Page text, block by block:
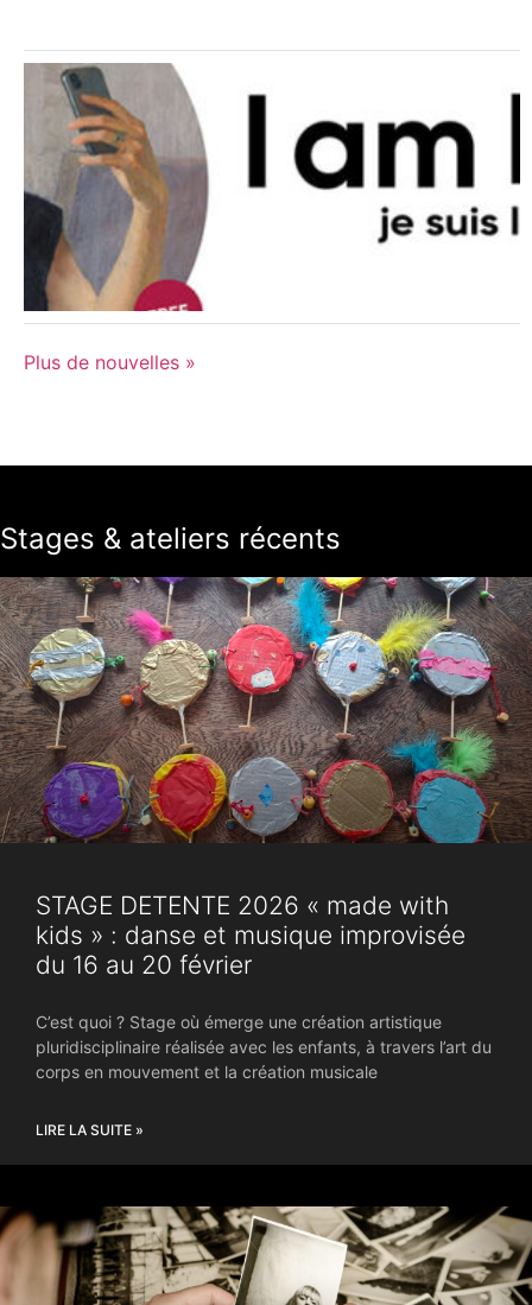
Plus de nouvelles »
Stages & ateliers récents
STAGE DETENTE 2026 « made with
kids » : danse et musique improvisée
du 16 au 20 février
C’est quoi ? Stage où émerge une création artistique
pluridisciplinaire réalisée avec les enfants, à travers l’art du
corps en mouvement et la création musicale
LIRE LA SUITE »